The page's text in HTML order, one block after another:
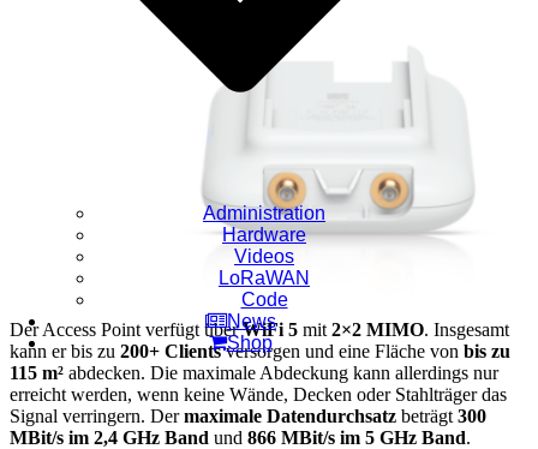
Administration
Hardware
Videos
LoRaWAN
Code
News
Shop
Der Access Point verfügt überWiFi 5 mit 2×2 MIMO. Insgesamt
kann er bis zu 200+ Clientsversorgen und eine Fläche von bis zu
115 m² abdecken. Die maximale Abdeckung kann allerdings nur
erreicht werden, wenn keine Wände, Decken oder Stahlträger das
Signal verringern. Dermaximale Datendurchsatz beträgt 300
MBit/s im 2,4 GHz Band und 866 MBit/s im 5 GHz Band.